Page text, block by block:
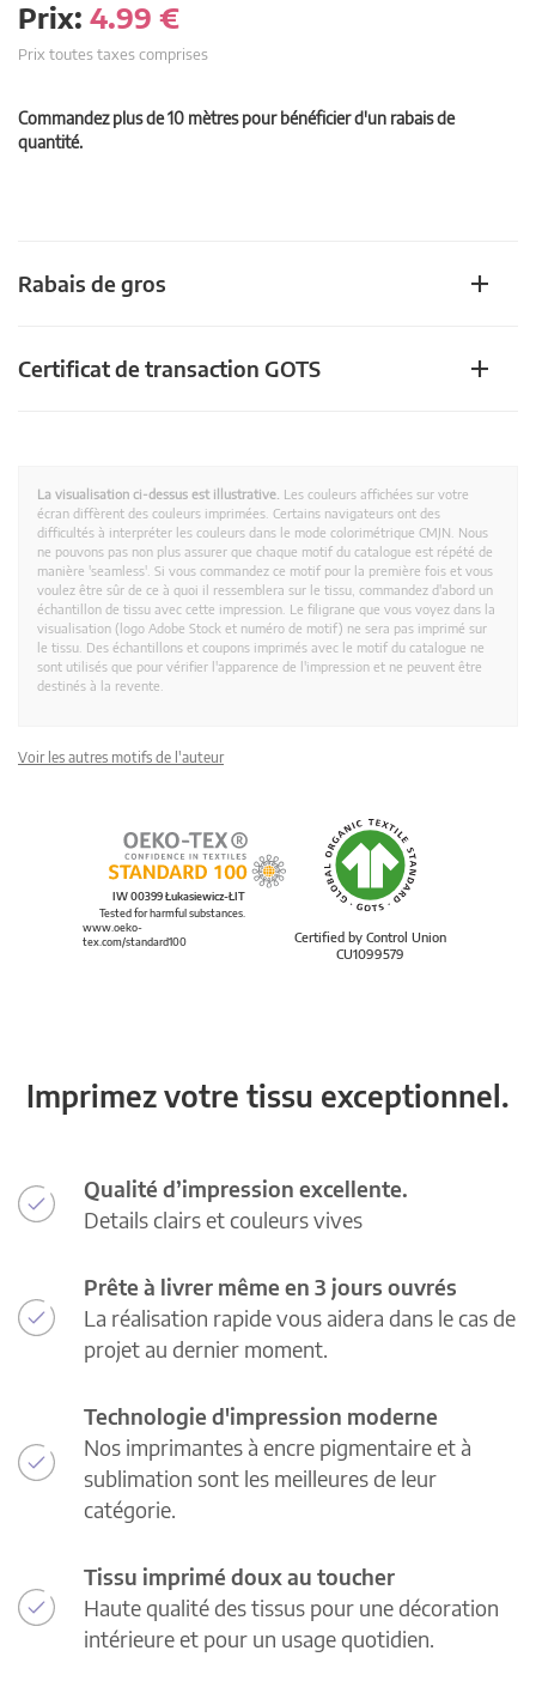
Prix: 4.99 €
Prix toutes taxes comprises
Commandez plus de 10 mètres pour bénéficier d'un rabais de
quantité.
Rabais de gros
Certificat de transaction GOTS
La visualisation ci-dessus est illustrative. Les couleurs affichées sur votre
écran diffèrent des couleurs imprimées. Certains navigateurs ont des
difficultés à interpréter les couleurs dans le mode colorimétrique CMJN. Nous
ne pouvons pas non plus assurer que chaque motif du catalogue est répété de
manière 'seamless'. Si vous commandez ce motif pour la première fois et vous
voulez être sûr de ce à quoi il ressemblera sur le tissu, commandez d'abord un
échantillon de tissu avec cette impression. Le filigrane que vous voyez dans la
visualisation (logo Adobe Stock et numéro de motif) ne sera pas imprimé sur
le tissu. Des échantillons et coupons imprimés avec le motif du catalogue ne
sont utilisés que pour vérifier l'apparence de l'impression et ne peuvent être
destinés à la revente.
Voir les autres motifs de l'auteur
Certified by Control Union
CU1099579
IW 00399 Łukasiewicz-ŁIT
Tested for harmful substances.
www.oeko-
tex.com/standard100
Imprimez votre tissu exceptionnel.
Qualité d’impression excellente.
Details clairs et couleurs vives
Prête à livrer même en 3 jours ouvrés
La réalisation rapide vous aidera dans le cas de
projet au dernier moment.
Technologie d'impression moderne
Nos imprimantes à encre pigmentaire et à
sublimation sont les meilleures de leur
catégorie.
Tissu imprimé doux au toucher
Haute qualité des tissus pour une décoration
intérieure et pour un usage quotidien.